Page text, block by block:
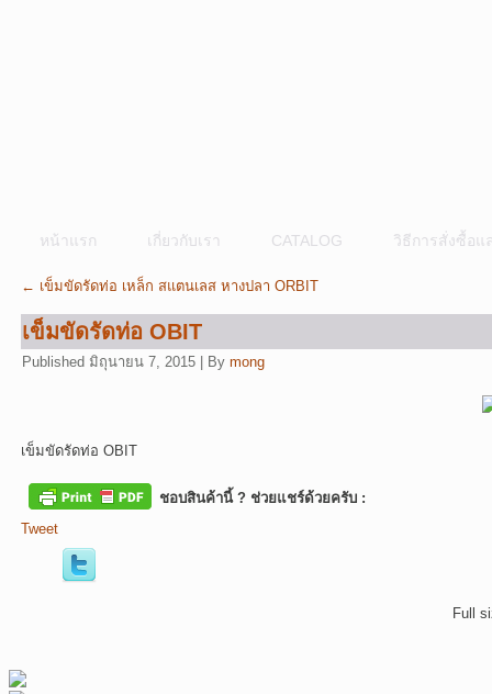
หน้าแรก เกี่ยวกับเรา CATALOG วิธีการสั่งซื้อแ
← เข็มขัดรัดท่อ เหล็ก สแตนเลส หางปลา ORBIT
เข็มขัดรัดท่อ OBIT
Published มิถุนายน 7, 2015 By mong
เข็มขัดรัดท่อ OBIT
ชอบสินค้านี้ ? ช่วยแชร์ด้วยครับ :
Tweet
Full